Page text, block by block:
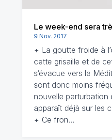
Le week-end sera
9 Nov. 2017
+ La goutte froide à
cette grisaille et de
s‘évacue vers la
sont donc moins
nouvelle perturbation
apparaît déjà sur les
+ Ce fron…